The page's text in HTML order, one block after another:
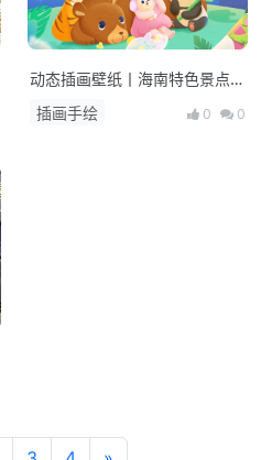
动态插画壁纸丨海南特色景点×
小开家族
插画手绘 0 0